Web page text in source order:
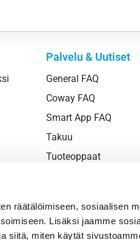
räätälöimiseen, sosiaalisen
Lisäksi jaamme
siitä, miten käytät
Palvelu & Uutiset
General FAQ
Coway FAQ
Smart App FAQ
Takuu
Tuoteoppaat